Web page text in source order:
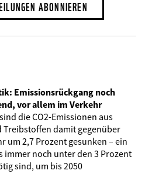
ABONNIEREN
Emissionsrückgang noch
vor allem im Verkehr
die CO2-Emissionen aus
Treibstoffen damit gegenüber
um 2,7 Prozent gesunken – ein
immer noch unter den 3 Prozent
sind, um bis 2050